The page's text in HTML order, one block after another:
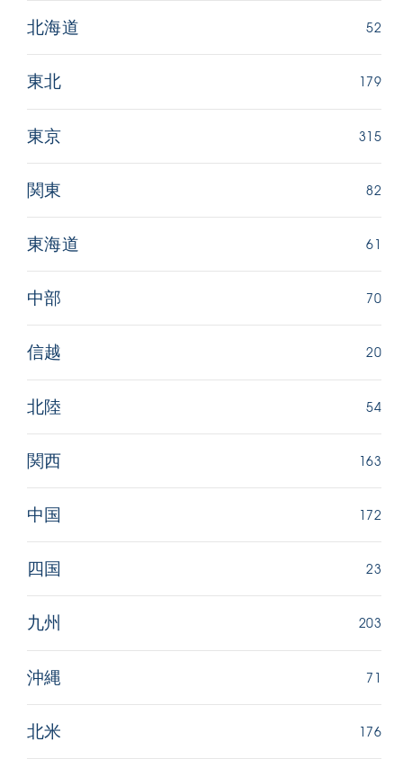
北海道 52
東北 179
東京 315
関東 82
東海道 61
中部 70
信越 20
北陸 54
関西 163
中国 172
四国 23
九州 203
沖縄 71
北米 176